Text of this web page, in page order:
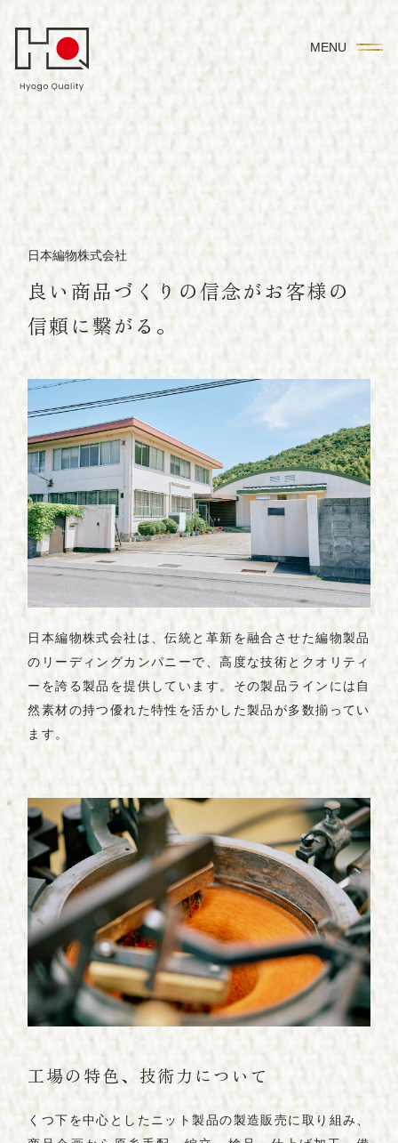
M EN U
日本編物株式会社
良い商品づくりの信念がお客様の
信頼に繋がる。
日本編物株式会社は、伝統と革新を融合させた編物製品
のリーディングカンパニーで、高度な技術とクオリティ
ーを誇る製品を提供しています。その製品ラインには自
然素材の持つ優れた特性を活かした製品が多数揃ってい
ます。
工場の特色、技術力について
くつ下を中心としたニット製品の製造販売に取り組み、